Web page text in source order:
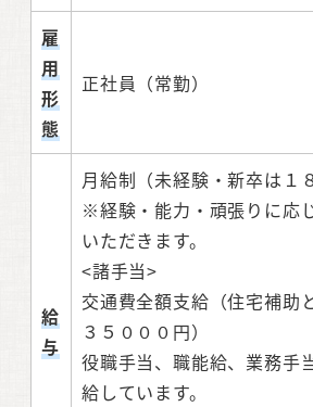
雇
用
形
態
正社員（常勤）
給
与
月給制（未経験・新卒は１
※経験・能力・頑張りに応
いただきます。
<諸手当>
交通費全額支給（住宅補助
３５０００円）
役職手当、職能給、業務手
給しています。